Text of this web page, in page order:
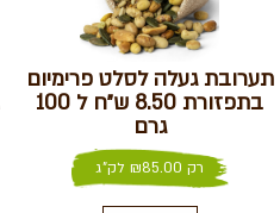
תערובת געלה לסלט פרימיום
בתפזורת 8.50 ש״ח ל 100
גרם
רק ₪85.00 לק"ג